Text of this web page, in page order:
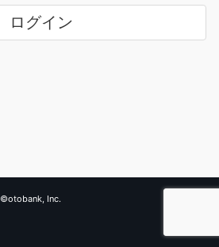
ログイン
©otobank, Inc.